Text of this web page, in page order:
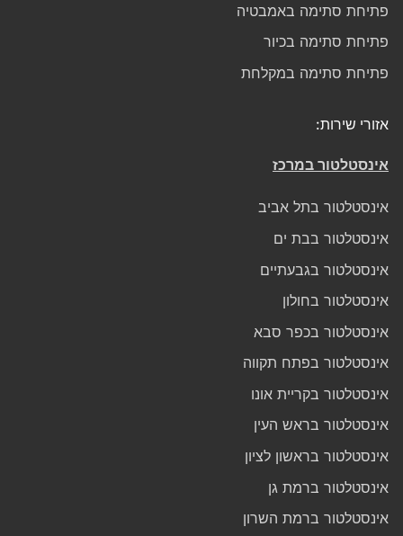
פתיחת סתימה באמבטיה
פתיחת סתימה בכיור
פתיחת סתימה במקלחת
אזורי שירות:
אינסטלטור במרכז
אינסטלטור בתל אביב
אינסטלטור בבת ים
אינסטלטור בגבעתיים
אינסטלטור בחולון
אינסטלטור בכפר סבא
אינסטלטור בפתח תקווה
אינסטלטור בקריית אונו
אינסטלטור בראש העין
אינסטלטור בראשון לציון
אינסטלטור ברמת גן
אינסטלטור ברמת השרון